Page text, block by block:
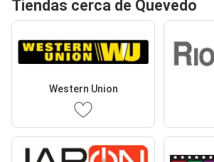
Tiendas cerca de Quevedo
Western Union